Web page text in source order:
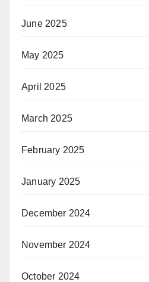
June 2025
May 2025
April 2025
March 2025
February 2025
January 2025
December 2024
November 2024
October 2024